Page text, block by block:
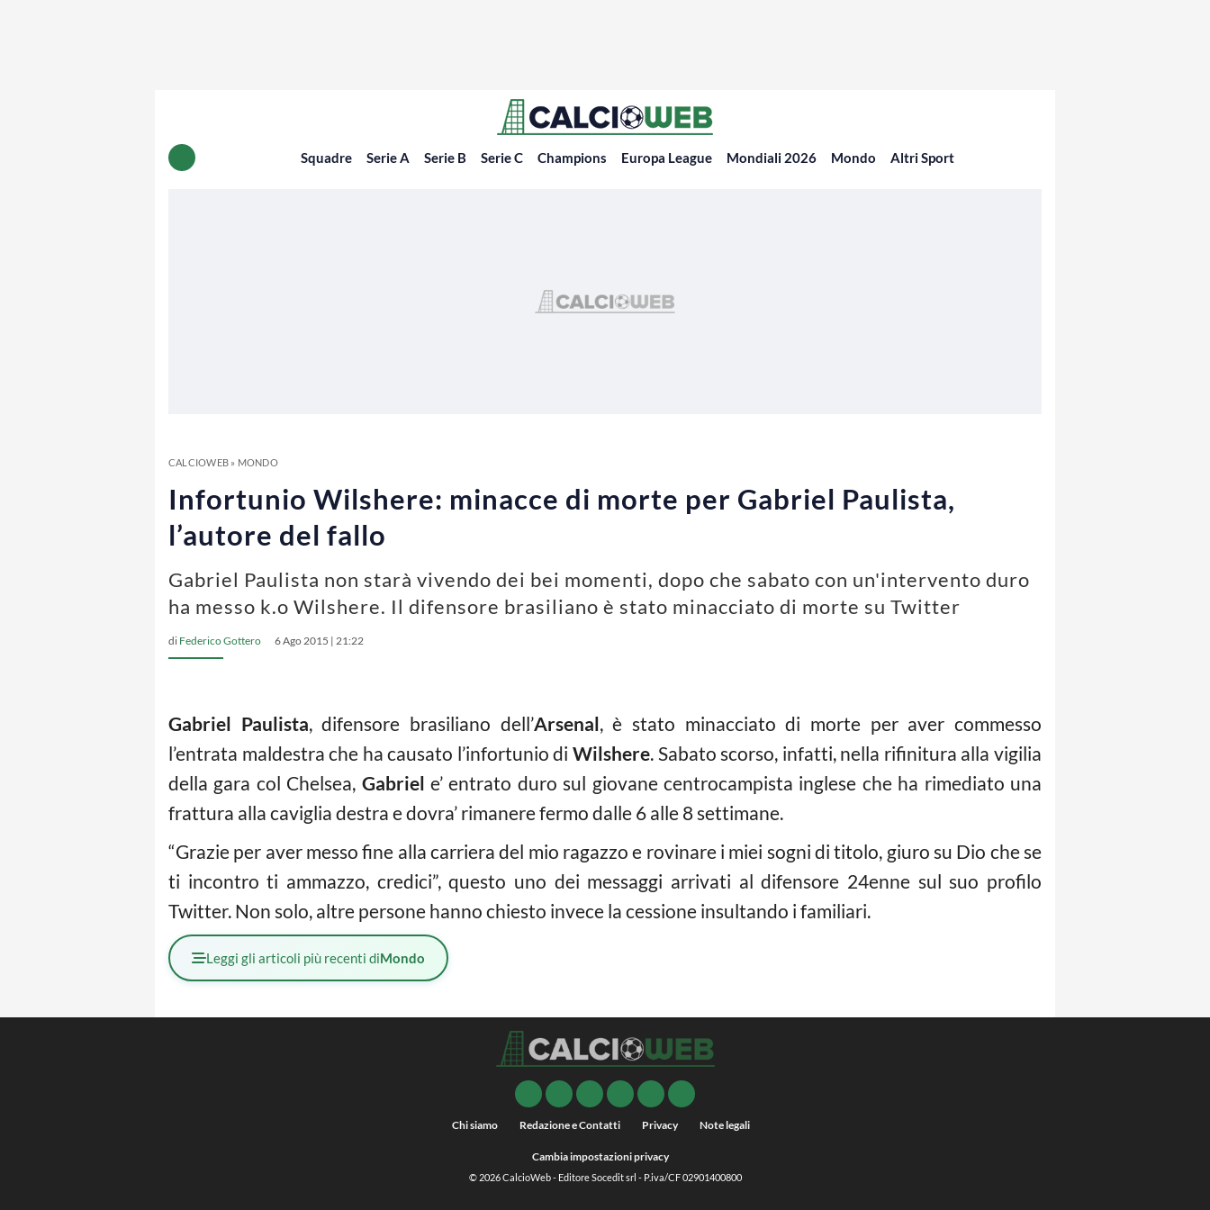
Squadre Serie A Serie B Serie C Champions Europa League Mondiali 2026 Mondo Altri Sport
CALCIOWEB» MONDO
Infortunio Wilshere: minacce di morte per Gabriel Paulista,
l’autore del fallo
Gabriel Paulista non starà vivendo dei bei momenti, dopo che sabato con un'intervento duro
ha messo k.o Wilshere. Il difensore brasiliano è stato minacciato di morte su Twitter
di Federico Gottero 6 Ago 2015 | 21:22
Gabriel Paulista, difensore brasiliano dell’Arsenal, è stato minacciato di morte per aver commesso
l’entrata maldestra che ha causato l’infortunio di Wilshere. Sabato scorso, infatti, nella rifinitura alla vigilia
della gara col Chelsea, Gabriel e’ entrato duro sul giovane centrocampista inglese che ha rimediato una
frattura alla caviglia destra e dovra’ rimanere fermo dalle 6 alle 8 settimane.
“Grazie per aver messo fine alla carriera del mio ragazzo e rovinare i miei sogni di titolo, giuro su Dio che se
ti incontro ti ammazzo, credici”, questo uno dei messaggi arrivati al difensore 24enne sul suo profilo
Twitter. Non solo, altre persone hanno chiesto invece la cessione insultando i familiari.
Leggi gli articoli più recenti diMondo
Chi siamo Redazione e Contatti Privacy Note legali
Cambia impostazioni privacy
© 2026CalcioWeb- Editore Socedit srl - P.iva/CF 02901400800